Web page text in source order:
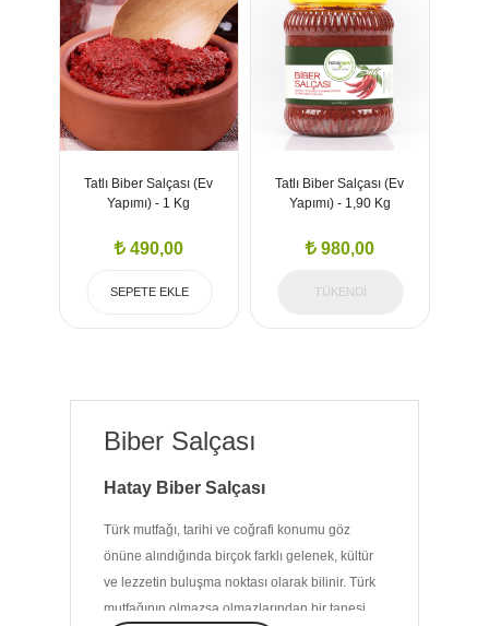
SEPETE EKLE
Tatlı Biber Salçası (Ev
Yapımı) - 1 Kg
490,00
TÜKENDİ
Tatlı Biber Salçası (Ev
Yapımı) - 1,90 Kg
980,00
Biber Salçası
Hatay Biber Salçası
Türk mutfağı, tarihi ve coğrafi konumu göz
önüne alındığında birçok farklı gelenek, kültür
ve lezzetin buluşma noktası olarak bilinir. Türk
mutfağının olmazsa olmazlarından bir tanesi